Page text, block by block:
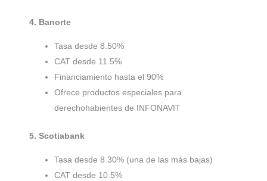
4. Banorte
Tasa desde 8.50%
CAT desde 11.5%
Financiamiento hasta el 90%
Ofrece productos especiales para
derechohabientes de INFONAVIT
5. Scotiabank
Tasa desde 8.30% (una de las más bajas)
CAT desde 10.5%